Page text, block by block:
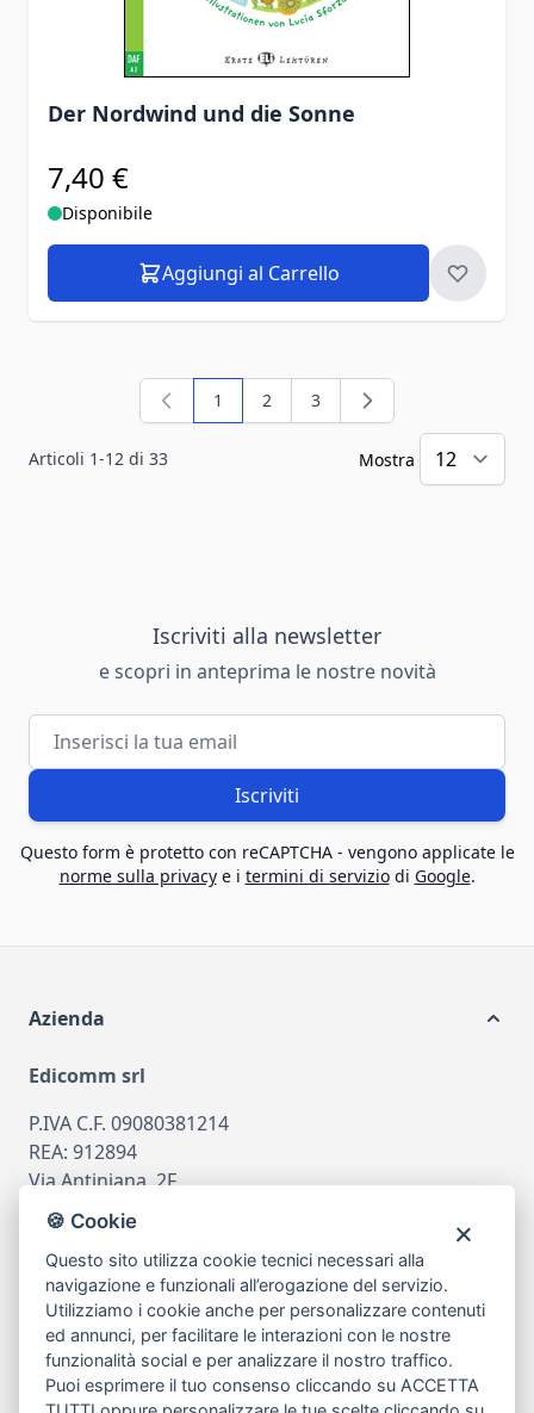
Der Nordwind und die Sonne
7,40 €
Disponibile
Aggiungi al Carrello
Articoli 1-12 di 33
Attualmente stai leggendo la pagina
1 Pagina
2 Pagina
3
Mostra
Iscriviti alla newsletter
e scopri in anteprima le nostre novità
Indirizzo email
Iscriviti
Questo form è protetto con reCAPTCHA - vengono applicate le
norme sulla privacye i termini di serviziodi Google.
Azienda
Edicomm srl
P.IVA C.F. 09080381214
REA: 912894
Via Antiniana, 2F
80078 Pozzuoli
tel081.7515380
emailinfo@edicomm.it
Assistenza Clienti
🍪 Cookie
Questo sito utilizza cookie tecnici necessari alla
navigazione e funzionali all’erogazione del servizio.
Utilizziamo i cookie anche per personalizzare contenuti
ed annunci, per facilitare le interazioni con le nostre
funzionalità social e per analizzare il nostro traffico.
Puoi esprimere il tuo consenso cliccando su ACCETTA